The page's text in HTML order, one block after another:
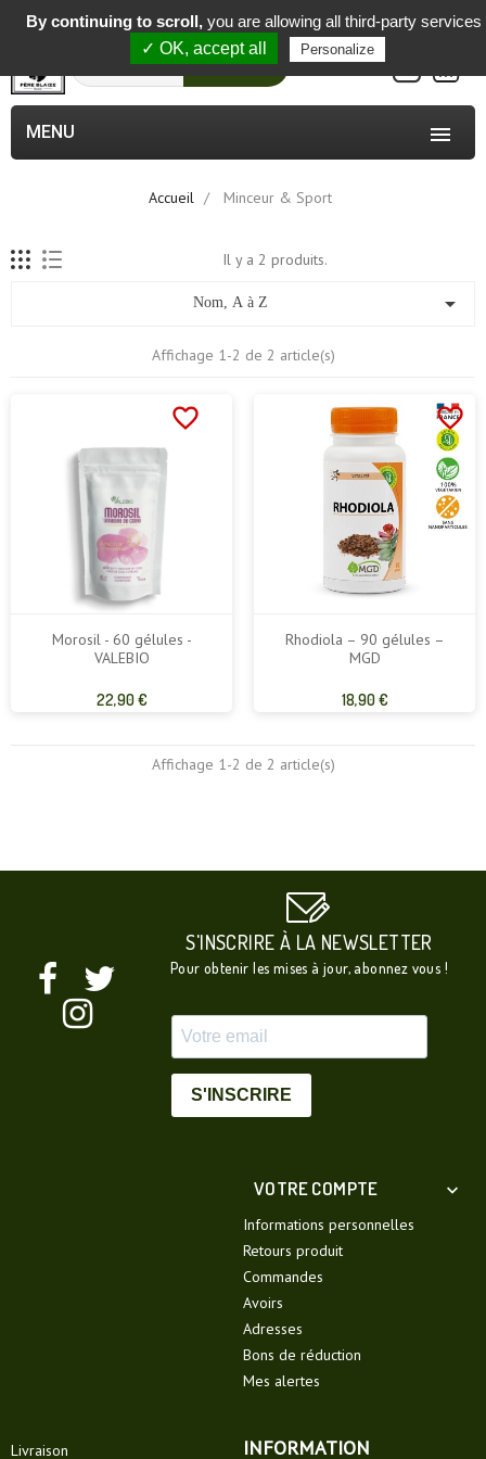
-
Rechercher

MENU
Accueil Minceur & Sport
Il y a 2 produits.
Nom, A à Z 
Affichage 1-2 de 2 article(s)
favorite_border
Morosil - 60 gélules -
VALEBIO
Prix
22,90 €
favorite_border
Rhodiola – 90 gélules –
MGD
Prix
18,90 €
Affichage 1-2 de 2 article(s)
S'INSCRIRE À LA NEWSLETTER
Pour obtenir les mises à jour, abonnez vous !
S'INSCRIRE
VOTRE COMPTE 
Informations personnelles
Retours produit
Commandes
Avoirs
Adresses
Bons de réduction
Mes alertes
Livraison INFORMATION
By continuing to scroll, you are allowing all third-party services
✓ OK, accept all
Personalize